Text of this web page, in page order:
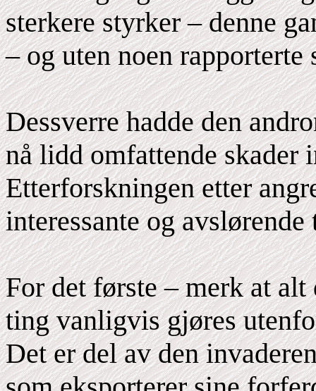
sterkere styrker – denne
– og uten noen rapporterte
Dessverre hadde den
nå lidd omfattende skader
Etterforskningen etter
interessante og avslørende
For det første – merk at
ting vanligvis gjøres
Det er del av den